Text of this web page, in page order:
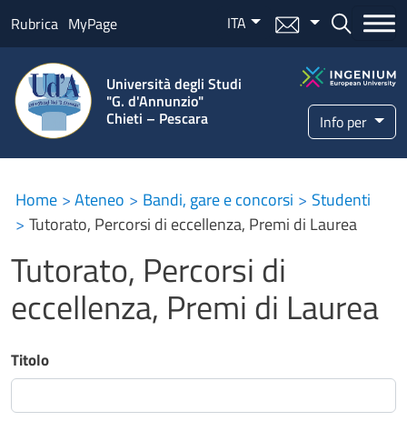
Salta al contenuto principale
Rubrica MyPage ITA Menu mail Bottone
Università degli Studi
"G. d'Annunzio"
Chieti – Pescara Info per
Home Ateneo Bandi, gare e concorsi
Studenti
Tutorato, Percorsi di eccellenza, Premi di Laurea
Tutorato, Percorsi di
eccellenza, Premi di Laurea
Titolo